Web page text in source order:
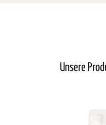
Unsere